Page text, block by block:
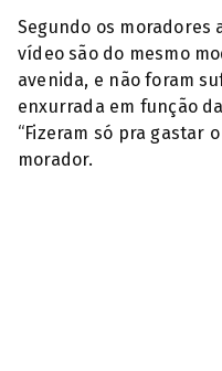
Segundo os moradores
vídeo são do mesmo
avenida, e não foram
enxurrada em função
“Fizeram só pra gastar
morador.